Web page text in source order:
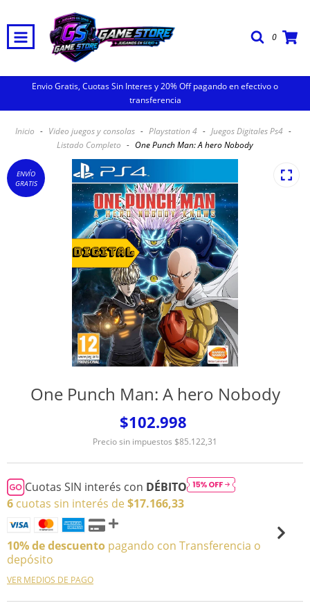
0
Envio Gratis, Cuotas Sin Interes y 20% Off pagando en efectivo o
transferencia
Inicio - Video juegos y consolas - Playstation 4 - Juegos Digitales Ps4 -
Listado Completo - One Punch Man: A hero Nobody
ENVÍO
GRATIS
One Punch Man: A hero Nobody
$102.998
Precio sin impuestos $85.122,31
Cuotas SIN interés con DÉBITO
6 cuotas sin interés de $17.166,33
10% de descuento pagando con Transferencia o
depósito
VER MEDIOS DE PAGO